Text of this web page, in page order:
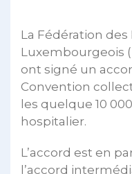
La Fédération
Luxembourgeois
ont signé un
Convention
les quelque 10
hospitalier.
L’accord est en
l’accord